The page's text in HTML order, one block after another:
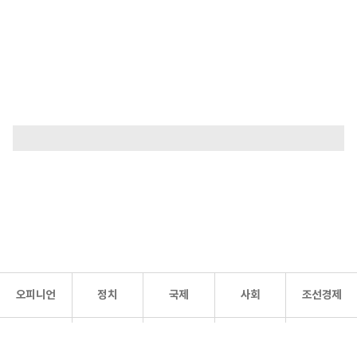
오피니언 정치 국제 사회 조선경제